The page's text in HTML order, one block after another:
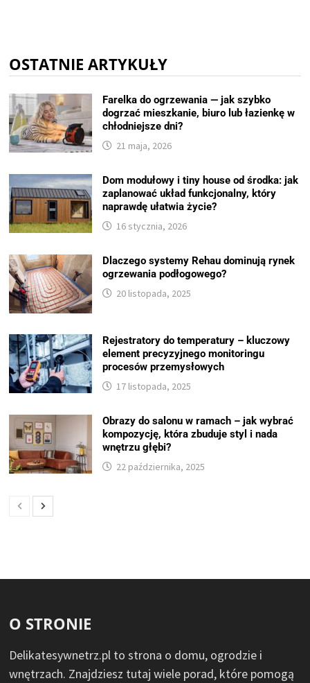
OSTATNIE ARTYKUŁY
Farelka do ogrzewania — jak szybko
dogrzać mieszkanie, biuro lub łazienkę w
chłodniejsze dni?
21 maja, 2026
Dom modułowy i tiny house od środka: jak
zaplanować układ funkcjonalny, który
naprawdę ułatwia życie?
16 stycznia, 2026
Dlaczego systemy Rehau dominują rynek
ogrzewania podłogowego?
20 listopada, 2025
Rejestratory do temperatury – kluczowy
element precyzyjnego monitoringu
procesów przemysłowych
17 listopada, 2025
Obrazy do salonu w ramach – jak wybrać
kompozycję, która zbuduje styl i nada
wnętrzu głębi?
22 października, 2025
O STRONIE
Delikatesywnetrz.pl to strona o domu, ogrodzie i
wnętrzach. Znajdziesz tutaj wiele porad, które pomogą